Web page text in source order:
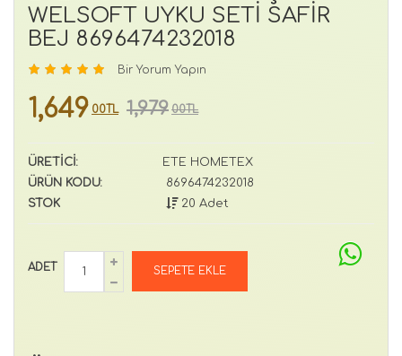
WELSOFT UYKU SETİ SAFİR
BEJ 8696474232018
Bir Yorum Yapın
1,649 00TL 1,979 00TL
ÜRETİCİ:
ETE HOMETEX
ÜRÜN KODU:
8696474232018
STOK
20 Adet
ADET